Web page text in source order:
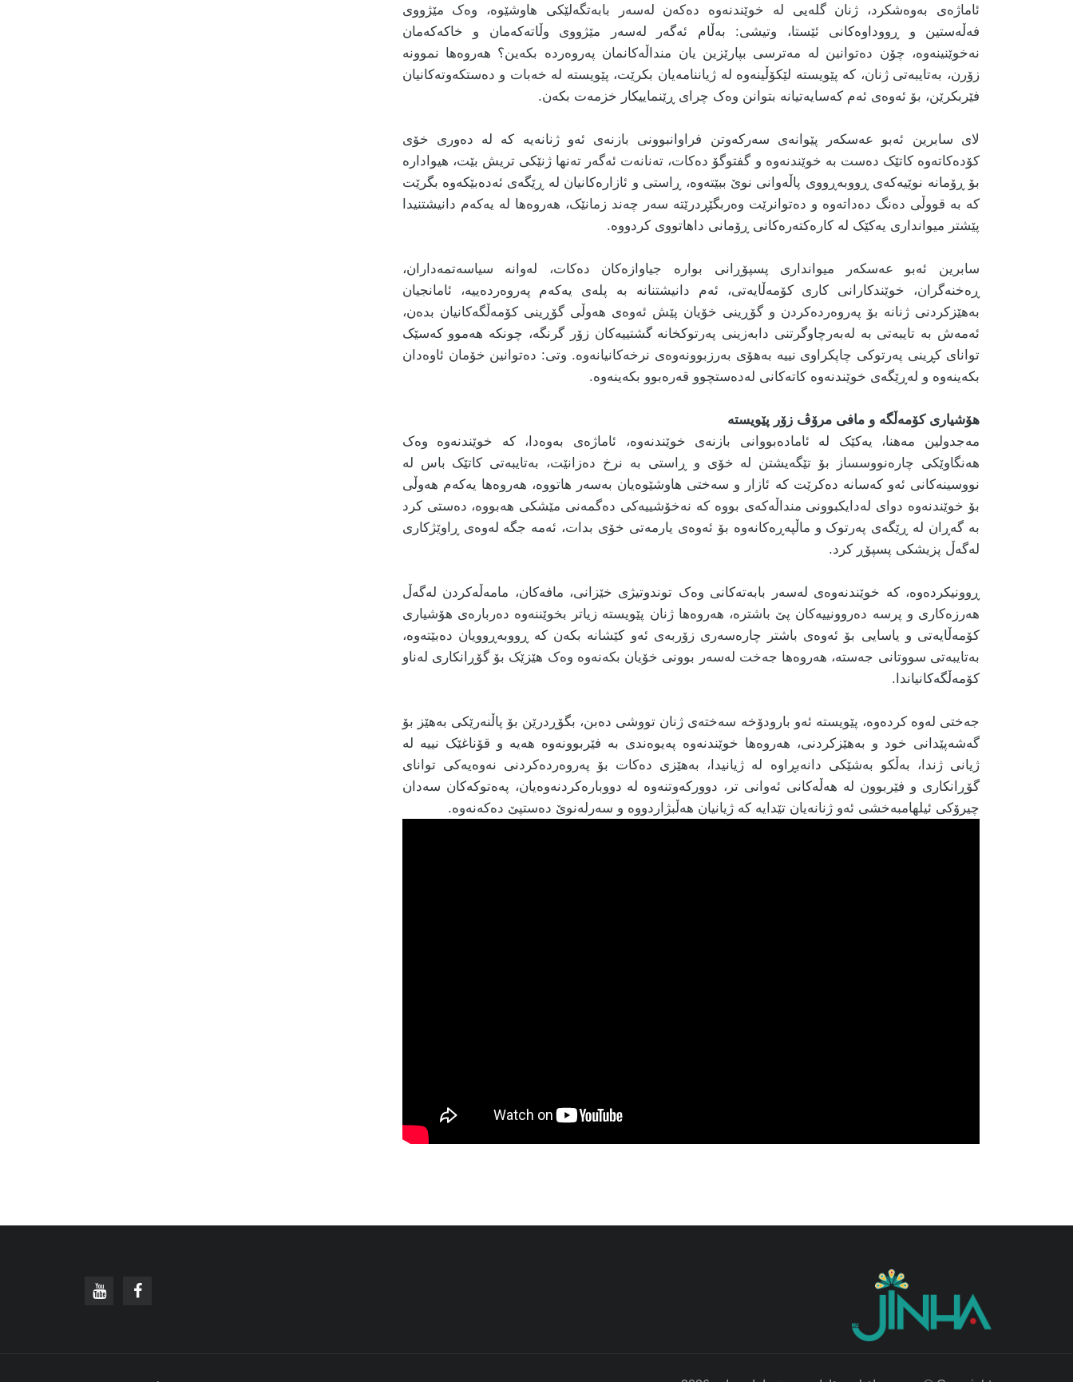
ئاماژەی بەوەشکرد، ژنان گلەیی لە خوێندنەوە دەکەن لەسەر بابەتگەلێکی هاوشێوە، وەک مێژووی
فەڵەستین و ڕووداوەکانی ئێستا، وتیشی: بەڵام ئەگەر لەسەر مێژووی وڵاتەکەمان و خاکەکەمان
نەخوێنینەوە، چۆن دەتوانین لە مەترسی بپارێزین یان منداڵەکانمان پەروەردە بکەین؟ هەروەها نموونە
زۆرن، بەتایبەتی ژنان، کە پێویستە لێکۆڵینەوە لە ژیاننامەیان بکرێت، پێویستە لە خەبات و دەستکەوتەکانیان
فێربکرێن، بۆ ئەوەی ئەم کەسایەتیانە بتوانن وەک چرای ڕێنماییکار خزمەت بکەن.
لای سابرین ئەبو عەسکەر پێوانەی سەرکەوتن فراوانبوونی بازنەی ئەو ژنانەیە کە لە دەوری خۆی
کۆدەکاتەوە کاتێک دەست بە خوێندنەوە و گفتوگۆ دەکات، تەنانەت ئەگەر تەنها ژنێکی تریش بێت، هیوادارە
بۆ ڕۆمانە نوێیەکەی ڕووبەڕووی پاڵەوانی نوێ ببێتەوە، ڕاستی و ئازارەکانیان لە ڕێگەی ئەدەبێکەوە بگرێت
کە بە قووڵی دەنگ دەداتەوە و دەتوانرێت وەربگێڕدرێتە سەر چەند زمانێک، هەروەها لە یەکەم دانیشتنیدا
پێشتر میوانداری یەکێک لە کارەکتەرەکانی ڕۆمانی داهاتووی کردووە.
سابرین ئەبو عەسکەر میوانداری پسپۆڕانی بوارە جیاوازەکان دەکات، لەوانە سیاسەتمەداران،
ڕەخنەگران، خوێندکارانی کاری کۆمەڵایەتی، ئەم دانیشتنانە بە پلەی یەکەم پەروەردەییە، ئامانجیان
بەهێزکردنی ژنانە بۆ پەروەردەکردن و گۆڕینی خۆیان پێش ئەوەی هەوڵی گۆڕینی کۆمەڵگەکانیان بدەن،
ئەمەش بە تایبەتی بە لەبەرچاوگرتنی دابەزینی پەرتوکخانە گشتییەکان زۆر گرنگە، چونکە هەموو کەسێک
توانای کڕینی پەرتوکی چاپکراوی نییە بەهۆی بەرزبوونەوەی نرخەکانیانەوە. وتی: دەتوانین خۆمان ئاوەدان
بکەینەوە و لەڕێگەی خوێندنەوە کاتەکانی لەدەستچوو قەرەبوو بکەینەوە.
هۆشیاری کۆمەڵگە و مافی مرۆڤ زۆر پێویستە
مەجدولین مەهنا، یەکێک لە ئامادەبووانی بازنەی خوێندنەوە، ئاماژەی بەوەدا، کە خوێندنەوە وەک
هەنگاوێکی چارەنووسساز بۆ تێگەیشتن لە خۆی و ڕاستی بە نرخ دەزانێت، بەتایبەتی کاتێک باس لە
نووسینەکانی ئەو کەسانە دەکرێت کە ئازار و سەختی هاوشێوەیان بەسەر هاتووە، هەروەها یەکەم هەوڵی
بۆ خوێندنەوە دوای لەدایکبوونی منداڵەکەی بووە کە نەخۆشییەکی دەگمەنی مێشکی هەبووە، دەستی کرد
بە گەڕان لە ڕێگەی پەرتوک و ماڵپەڕەکانەوە بۆ ئەوەی یارمەتی خۆی بدات، ئەمە جگە لەوەی ڕاوێژکاری
لەگەڵ پزیشکی پسپۆڕ کرد.
ڕوونیکردەوە، کە خوێندنەوەی لەسەر بابەتەکانی وەک توندوتیژی خێزانی، مافەکان، مامەڵەکردن لەگەڵ
هەرزەکاری و پرسە دەروونییەکان پێ باشترە، هەروەها ژنان پێویستە زیاتر بخوێننەوە دەربارەی هۆشیاری
کۆمەڵایەتی و یاسایی بۆ ئەوەی باشتر چارەسەری زۆربەی ئەو کێشانە بکەن کە ڕووبەڕوویان دەبێتەوە،
بەتایبەتی سووتانی جەستە، هەروەها جەخت لەسەر بوونی خۆیان بکەنەوە وەک هێزێک بۆ گۆڕانکاری لەناو
کۆمەڵگەکانیاندا.
جەختی لەوە کردەوە، پێویستە ئەو بارودۆخە سەختەی ژنان تووشی دەبن، بگۆڕدرێن بۆ پاڵنەرێکی بەهێز بۆ
گەشەپێدانی خود و بەهێزکردنی، هەروەها خوێندنەوە پەیوەندی بە فێربوونەوە هەیە و قۆناغێک نییە لە
ژیانی ژندا، بەڵکو بەشێکی دانەبڕاوە لە ژیانیدا، بەهێزی دەکات بۆ پەروەردەکردنی نەوەیەکی توانای
گۆڕانکاری و فێربوون لە هەڵەکانی ئەوانی تر، دوورکەوتنەوە لە دووبارەکردنەوەیان، پەەتوکەکان سەدان
چیرۆکی ئیلهامبەخشی ئەو ژنانەیان تێدایە کە ژیانیان هەڵبژاردووە و سەرلەنوێ دەستپێ دەکەنەوە.